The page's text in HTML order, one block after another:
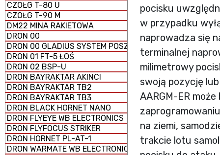
CZOŁG T-80 U
CZOŁG T-90 M
DM22 MINA RAKIETOWA
DRON 00
DRON 00 GLADIUS SYSTEM POSZUKIWAWCZO-
DRON 01 FT-5 ŁOŚ
DRON 02 BSP-U
DRON BAYRAKTAR AKINCI
DRON BAYRAKTAR TB2
DRON BAYRAKTAR TB3
DRON BLACK HORNET NANO
DRON FLYEYE WB ELECTRONICS
DRON FLYFOCUS STRIKER
DRON HORNET PL-AT-1
DRON WARMATE WB ELECTRONICS
pocisku
w przypadku
naprowadza się
terminalnej
milimetrowy
swoją pozycję
AARGM-ER
na ziemi,
trakcie lotu